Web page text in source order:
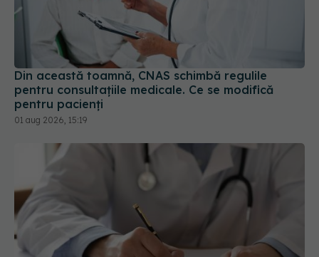
Din această toamnă, CNAS schimbă regulile
pentru consultațiile medicale. Ce se modifică
pentru pacienți
01 aug 2026, 15:19